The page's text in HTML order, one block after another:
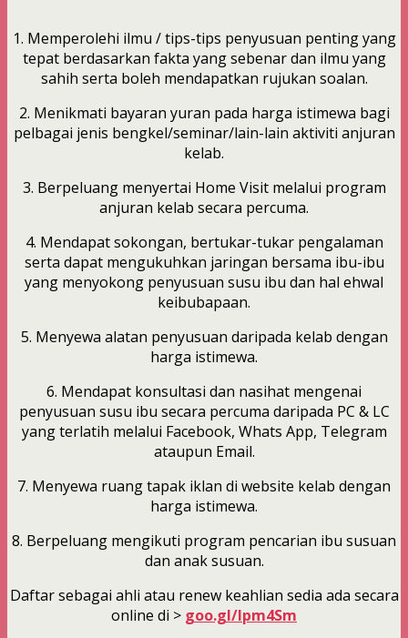
1. Memperolehi ilmu / tips-tips penyusuan penting yang
tepat berdasarkan fakta yang sebenar dan ilmu yang
sahih serta boleh mendapatkan rujukan soalan.
2. Menikmati bayaran yuran pada harga istimewa bagi
pelbagai jenis bengkel/seminar/lain-lain aktiviti anjuran
kelab.
3. Berpeluang menyertai Home Visit melalui program
anjuran kelab secara percuma.
4. Mendapat sokongan, bertukar-tukar pengalaman
serta dapat mengukuhkan jaringan bersama ibu-ibu
yang menyokong penyusuan susu ibu dan hal ehwal
keibubapaan.
5. Menyewa alatan penyusuan daripada kelab dengan
harga istimewa.
6. Mendapat konsultasi dan nasihat mengenai
penyusuan susu ibu secara percuma daripada PC & LC
yang terlatih melalui Facebook, Whats App, Telegram
ataupun Email.
7. Menyewa ruang tapak iklan di website kelab dengan
harga istimewa.
8. Berpeluang mengikuti program pencarian ibu susuan
dan anak susuan.
Daftar sebagai ahli atau renew keahlian sedia ada secara
online di > goo.gl/Ipm4Sm